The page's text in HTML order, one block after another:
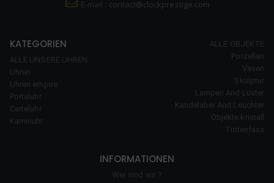
E-mail : contact@clockprestige.com
KATEGORIEN
ALLE UNSERE UHREN
Uhren
Uhren empire
Portaluhr
Carteluhr
Kaminuhr
ALLE OBJEKTE
Porzellan
Vasen
Skulptur
Lampen And Lüster
Kandelaber And Leuchter
Objekte kristall
Tintenfass
INFORMATIONEN
Wer sind wir ?